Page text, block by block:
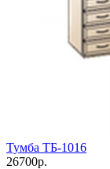
Тумба ТБ-1016
26700р.